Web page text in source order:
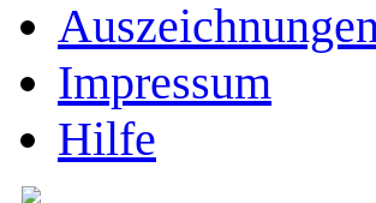
Impressum
Hilfe